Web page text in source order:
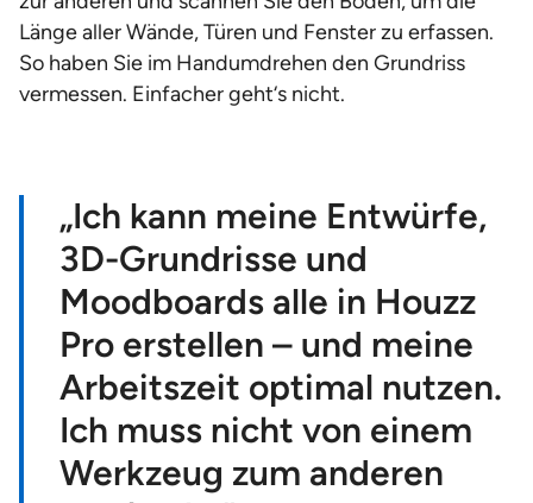
Länge aller Wände, Türen und Fenster zu erfassen.
So haben Sie im Handumdrehen den Grundriss
vermessen. Einfacher geht‘s nicht.
„Ich kann meine Entwürfe,
3D-Grundrisse und
Moodboards alle in Houzz
Pro erstellen – und meine
Arbeitszeit optimal nutzen.
Ich muss nicht von einem
Werkzeug zum anderen